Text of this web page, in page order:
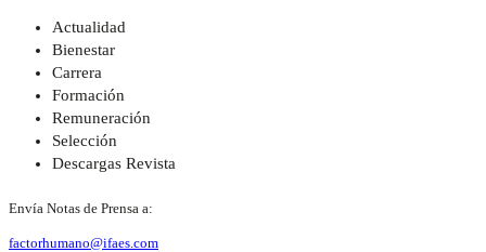
Actualidad
Bienestar
Carrera
Formación
Remuneración
Selección
Descargas Revista
Envía Notas de Prensa a:
factorhumano@ifaes.com